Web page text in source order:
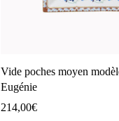
Vide poches moyen
Eugénie
214,00€